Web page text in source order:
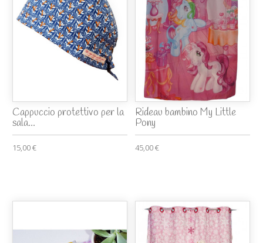
Cappuccio protettivo per la
sala...
15,00 €
Rideau bambino My Little
Pony
45,00 €